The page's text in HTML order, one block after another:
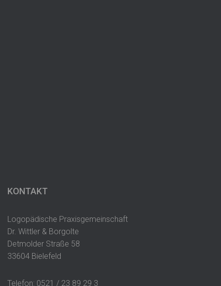
KONTAKT
Logopädische Praxisgemeinschaft
Dr. Wittler & Borgolte
Detmolder Straße 58
33604 Bielefeld
Telefon: 0521 / 23 89 29 3